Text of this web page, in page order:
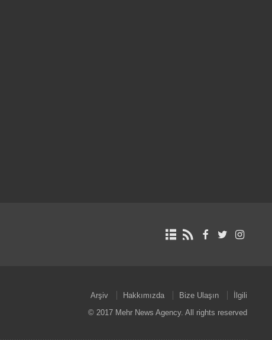
Arşiv Hakkımızda Bize Ulaşın
İlgili
© 2017 Mehr News Agency. All rights reserved